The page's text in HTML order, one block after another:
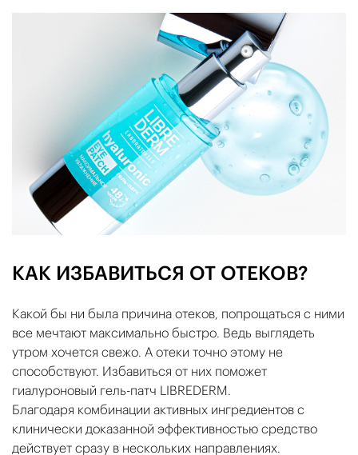
КАК ИЗБАВИТЬСЯ ОТ ОТЕКОВ?
Какой бы ни была причина отеков, попрощаться с ними
все мечтают максимально быстро. Ведь выглядеть
утром хочется свежо. А отеки точно этому не
способствуют. Избавиться от них поможет
гиалуроновый гель-патч LIBREDERM.
Благодаря комбинации активных ингредиентов с
клинически доказанной эффективностью средство
действует сразу в нескольких направлениях.